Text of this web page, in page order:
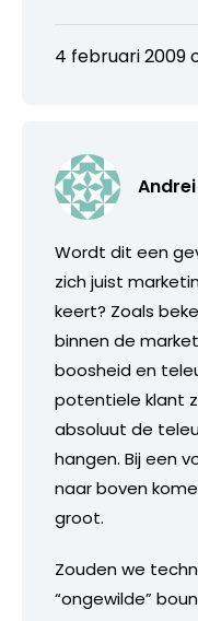
4 februari 2009
Wordt dit een
zich juist
keert? Zoals
binnen de
boosheid en
potentiele klant
absoluut de
hangen. Bij een
naar boven
groot.
Zouden we
“ongewilde”